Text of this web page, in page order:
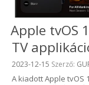
Apple tvOS
TV
Beküldve:
2023-12-15 Szerző:
A kiadott Apple tvOS